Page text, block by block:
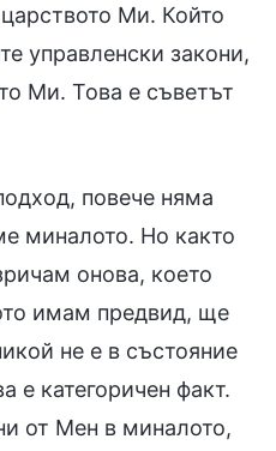
Ми. Който
управленски закони,
Ми. Това е съветът
повече няма
миналото. Но както
онова, което
имам предвид, ще
не е в състояние
е категоричен факт.
от Мен в миналото,